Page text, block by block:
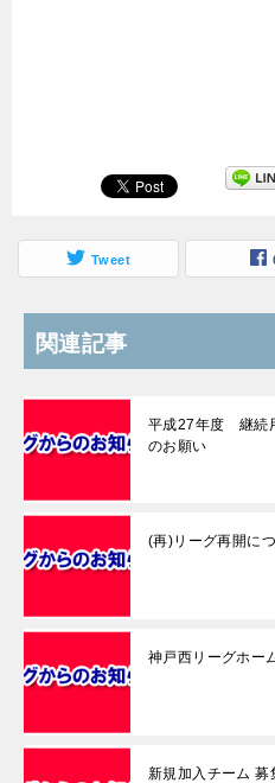
Tweet
関連記事
平成27年度 継続
のお願い
(再)リーグ再開に
神戸西リーグホー
新規加入チーム 募